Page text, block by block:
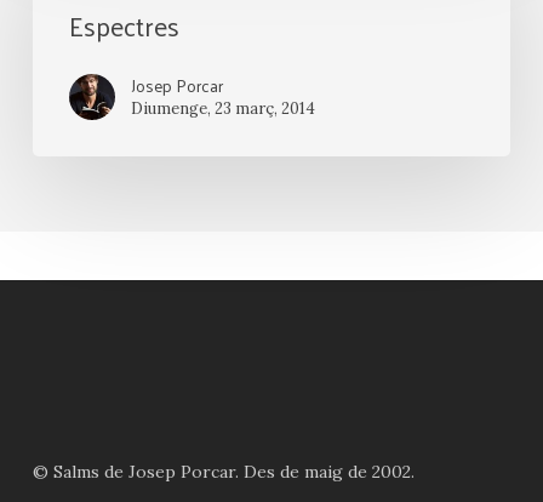
Espectres
Josep Porcar
Diumenge, 23 març, 2014
© Salms de Josep Porcar. Des de maig de 2002.